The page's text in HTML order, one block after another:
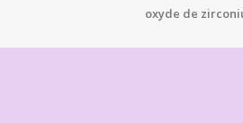
oxyde de